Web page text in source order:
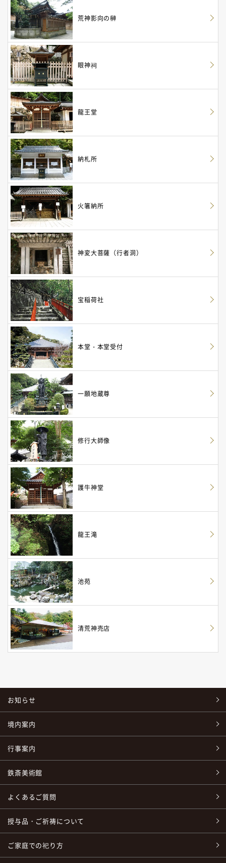
荒神影向の榊
眼神祠
龍王堂
納札所
火箸納所
神変大菩薩（行者洞）
宝稲荷社
本堂・本堂受付
一願地蔵尊
修行大師像
護牛神堂
龍王滝
池苑
清荒神売店
お知らせ
境内案内
行事案内
鉄斎美術館
よくあるご質問
授与品・ご祈祷について
ご家庭での祀り方